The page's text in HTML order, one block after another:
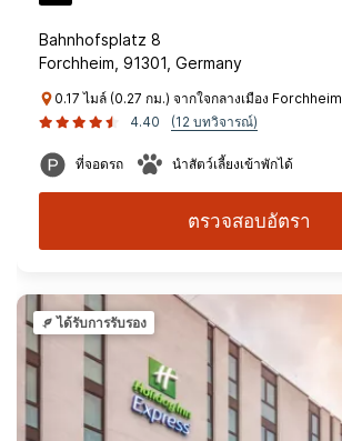
Bahnhofsplatz 8
Forchheim, 91301, Germany
0.17 ไมล์ (0.27 กม.) จากใจกลางเมือง Forchheim
4.40
(12 บทวิจารณ์)
ที่จอดรถ นำสัตว์เลี้ยงเข้าพักได้
ตรวจสอบอัตรา
ได้รับการรับรอง